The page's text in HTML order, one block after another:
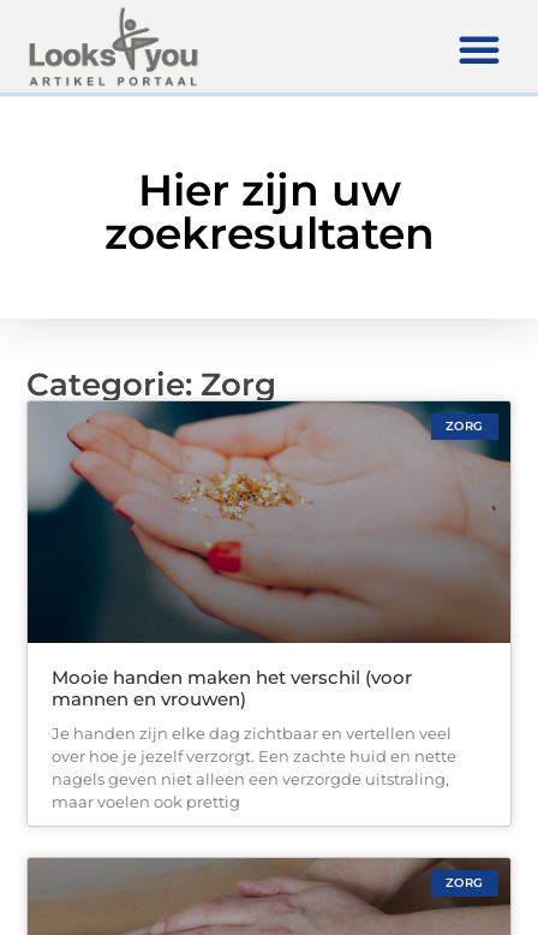
Hier zijn uw
zoekresultaten
Categorie: Zorg
ZORG
Mooie handen maken het verschil (voor
mannen en vrouwen)
Je handen zijn elke dag zichtbaar en vertellen veel
over hoe je jezelf verzorgt. Een zachte huid en nette
nagels geven niet alleen een verzorgde uitstraling,
maar voelen ook prettig
ZORG